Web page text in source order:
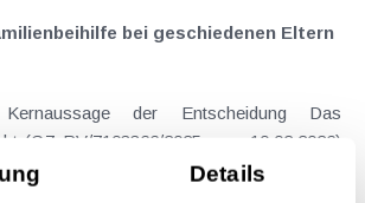
Details
bei geschiedenen Eltern
der Entscheidung Das
(GZ RV/7103366/2025 vom 10.02.2026)
Frage auseinanderzusetzen, welchem